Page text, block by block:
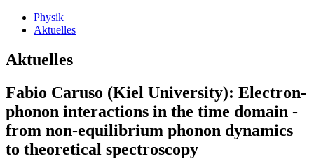
Physik
Aktuelles
Aktuelles
Fabio Caruso (Kiel University): Electron-
phonon interactions in the time domain -
from non-equilibrium phonon dynamics
to theoretical spectroscopy